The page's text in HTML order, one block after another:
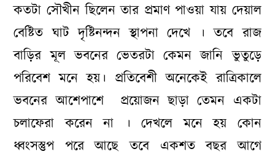
কতটা সৌখীন ছিলেন তার প্রমাণ পাওয়া যায় দেয়াল
বেষ্টিত ঘাট দৃষ্টিনন্দন স্থাপনা দেখে । তবে রাজ
বাড়ির মূল ভবনের ভেতরটা কেমন জানি ভুতুড়ে
পরিবেশ মনে হয়। প্রতিবেশী অনেকেই রাত্রিকালে
ভবনের আশেপাশে প্রয়োজন ছাড়া তেমন একটা
চলাফেরা করেন না । দেখলে মনে হয় কোন
ধ্বংসস্তুপ পরে আছে তবে একশত বছর আগে